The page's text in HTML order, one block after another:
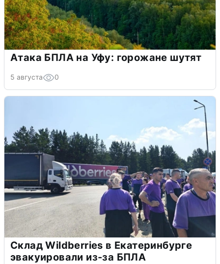
Атака БПЛА на Уфу: горожане шутят
5 августа 0
Склад Wildberries в Екатеринбурге
эвакуировали из-за БПЛА